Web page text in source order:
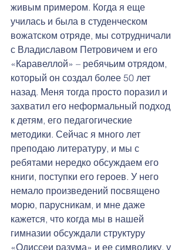
живым примером. Когда я еще
училась и была в студенческом
вожатском отряде, мы сотрудничали
с Владиславом Петровичем и его
«Каравеллой» – ребячьим отрядом,
который он создал более 50 лет
назад. Меня тогда просто поразил и
захватил его неформальный подход
к детям, его педагогические
методики. Сейчас я много лет
преподаю литературу, и мы с
ребятами нередко обсуждаем его
книги, поступки его героев. У него
немало произведений посвящено
морю, парусникам, и мне даже
кажется, что когда мы в нашей
гимназии обсуждали структуру
«Одиссеи разума» и ее символику, у